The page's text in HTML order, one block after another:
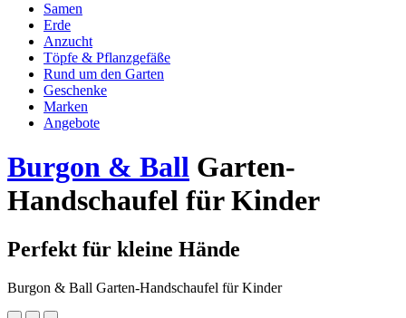
Samen
Erde
Anzucht
Töpfe & Pflanzgefäße
Rund um den Garten
Geschenke
Marken
Angebote
Burgon & Ball Garten-
Handschaufel für Kinder
Perfekt für kleine Hände
Burgon & Ball Garten-Handschaufel für Kinder